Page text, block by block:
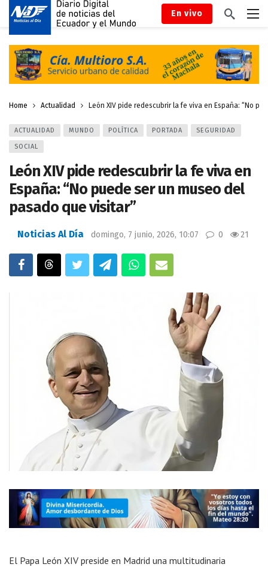
En vivo
Home Actualidad León XIV pide redescubrir la fe viva en España: “No
ACTUALIDAD MUNDO POLÍTICA PORTADA SEGURIDAD
SOCIAL
León XIV pide redescubrir la fe viva en
España: “No puede ser un museo del
pasado que visitar”
Noticias Al Día domingo, 7 junio, 2026, 10:07 0 21
El Papa León XIV preside en Madrid una multitudinaria